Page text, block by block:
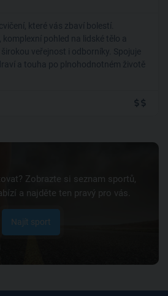
které vás zbaví bolestí.
pohled na lidské tělo a
veřejnost i odborníky. Spojuje
a touha po plnohodnotném životě
Zobrazte si seznam sportů,
a najděte ten pravý pro vás.
Najít sport